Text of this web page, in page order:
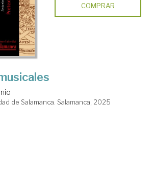
COMPRAR
de Salamanca. Salamanca, 2025